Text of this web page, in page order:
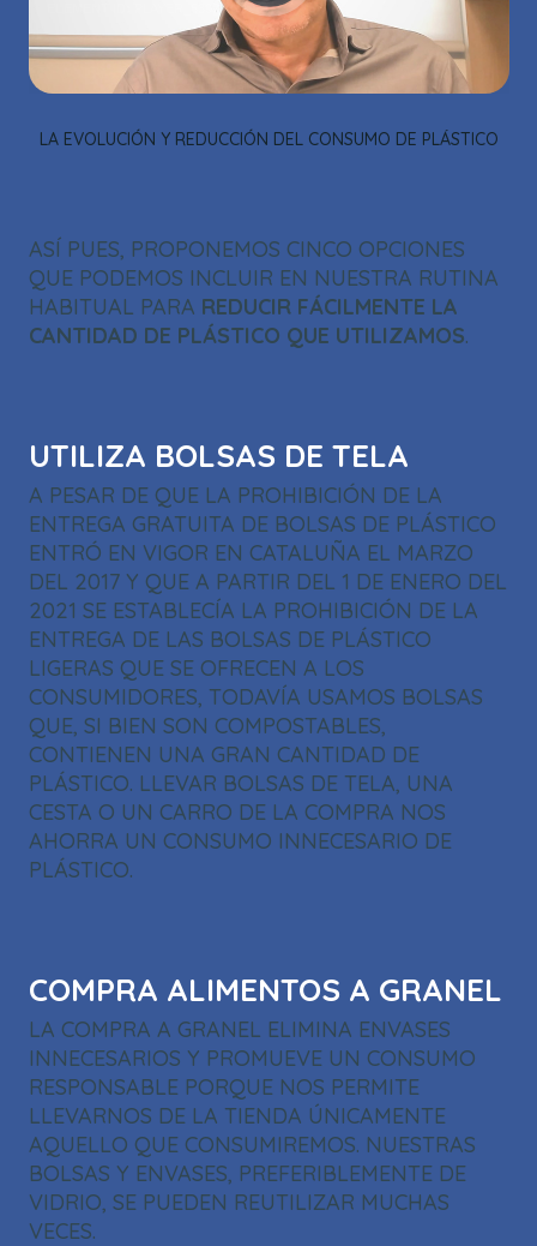
LA EVOLUCIÓN Y REDUCCIÓN DEL CONSUMO DE PLÁSTICO
PLAYER_6307239526112
OK
ASÍ PUES, PROPONEMOS CINCO OPCIONES
QUE PODEMOS INCLUIR EN NUESTRA RUTINA
HABITUAL PARA REDUCIR FÁCILMENTE LA
CANTIDAD DE PLÁSTICO QUE UTILIZAMOS.
UTILIZA BOLSAS DE TELA
A PESAR DE QUE LA PROHIBICIÓN DE LA
ENTREGA GRATUITA DE BOLSAS DE PLÁSTICO
ENTRÓ EN VIGOR EN CATALUÑA EL MARZO
DEL 2017 Y QUE A PARTIR DEL 1 DE ENERO DEL
2021 SE ESTABLECÍA LA PROHIBICIÓN DE LA
ENTREGA DE LAS BOLSAS DE PLÁSTICO
LIGERAS QUE SE OFRECEN A LOS
CONSUMIDORES, TODAVÍA USAMOS BOLSAS
QUE, SI BIEN SON COMPOSTABLES,
CONTIENEN UNA GRAN CANTIDAD DE
PLÁSTICO. LLEVAR BOLSAS DE TELA, UNA
CESTA O UN CARRO DE LA COMPRA NOS
AHORRA UN CONSUMO INNECESARIO DE
PLÁSTICO.
COMPRA ALIMENTOS A GRANEL
LA COMPRA A GRANEL ELIMINA ENVASES
INNECESARIOS Y PROMUEVE UN CONSUMO
RESPONSABLE PORQUE NOS PERMITE
LLEVARNOS DE LA TIENDA ÚNICAMENTE
AQUELLO QUE CONSUMIREMOS. NUESTRAS
BOLSAS Y ENVASES, PREFERIBLEMENTE DE
VIDRIO, SE PUEDEN REUTILIZAR MUCHAS
VECES.